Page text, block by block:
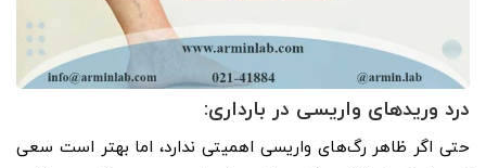
درد وریدهای واریسی در بارداری:
حتی اگر ظاهر رگ‌های واریسی اهمیتی ندارد، اما بهتر است سعی